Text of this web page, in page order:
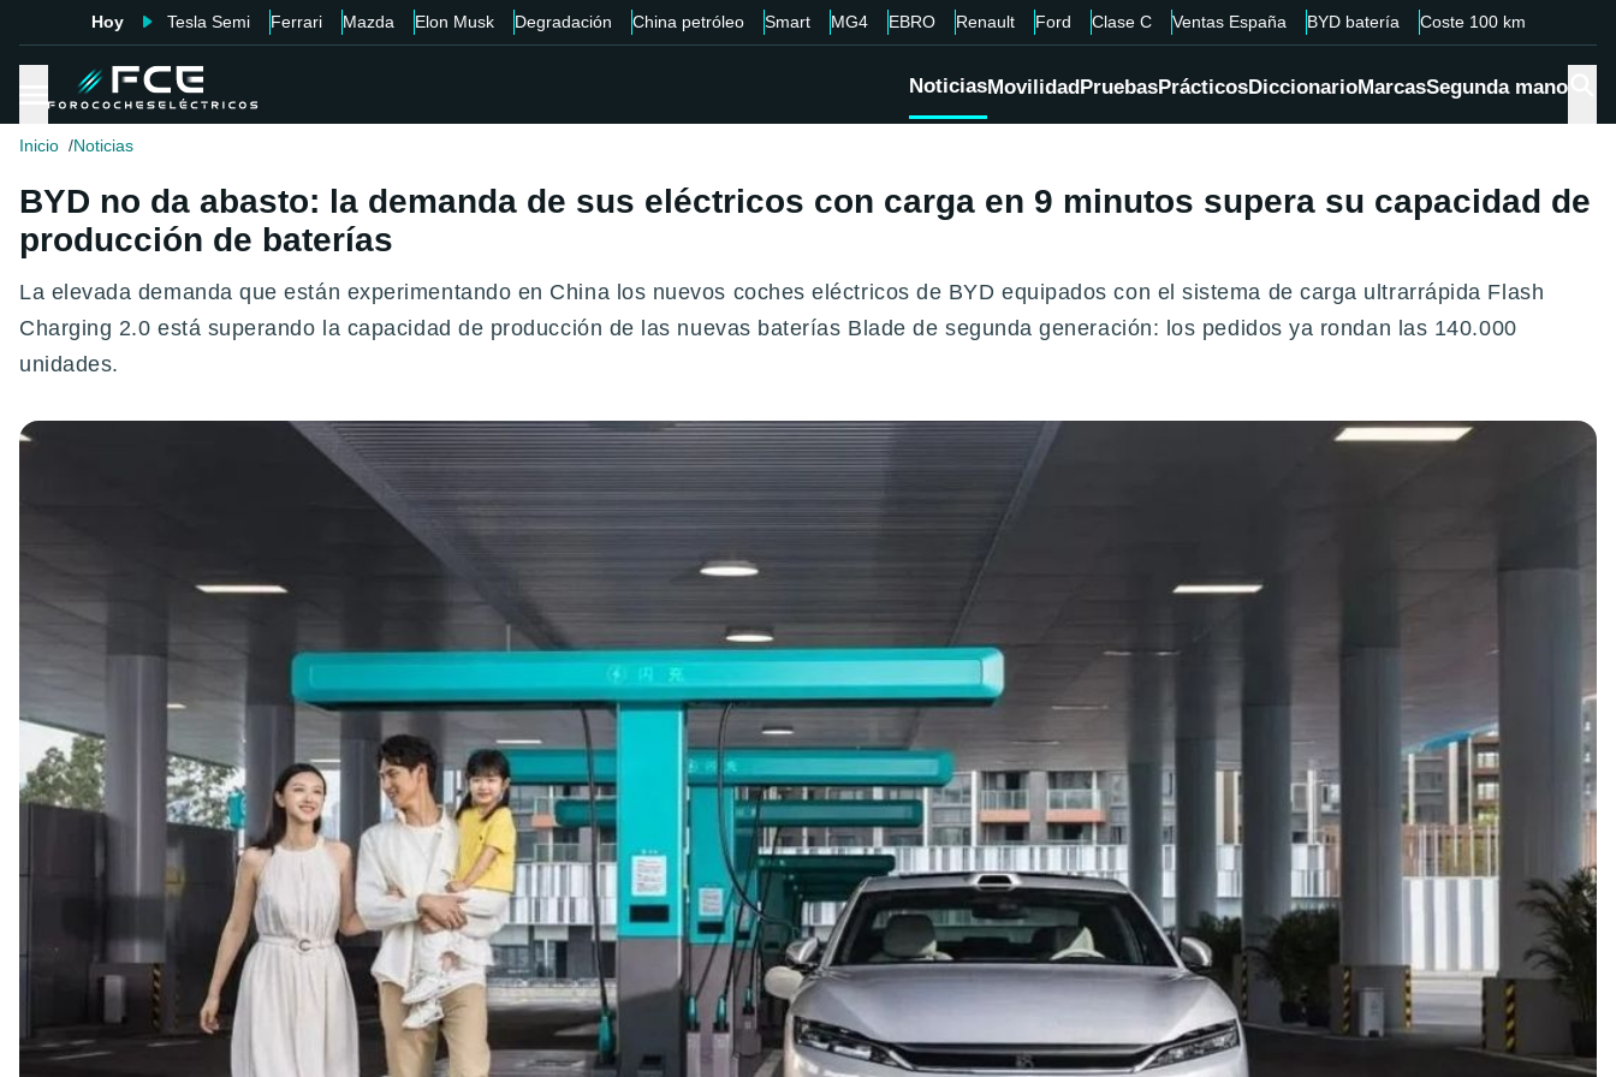
Hoy Tesla Semi Ferrari Mazda Elon Musk Degradación China petróleo Smart MG4 EBRO Renault Ford Clase C Ventas España BYD batería Coste 100 km
NoticiasMovilidadPruebasPrácticosDiccionarioMarcasSegunda mano
Inicio Noticias
BYD no da abasto: la demanda de sus eléctricos con carga en 9 minutos supera su capacidad de
producción de baterías
La elevada demanda que están experimentando en China los nuevos coches eléctricos de BYD equipados con el sistema de carga ultrarrápida Flash
Charging 2.0 está superando la capacidad de producción de las nuevas baterías Blade de segunda generación: los pedidos ya rondan las 140.000
unidades.